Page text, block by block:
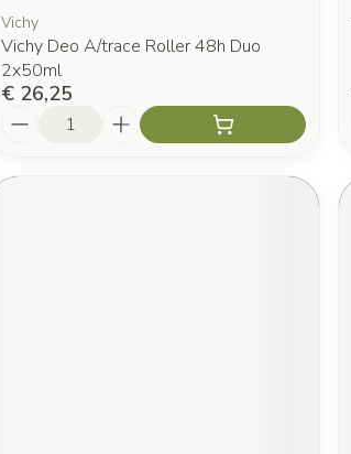
Vichy
Vichy Deo A/trace Roller 48h Duo
2x50ml
€ 26,25